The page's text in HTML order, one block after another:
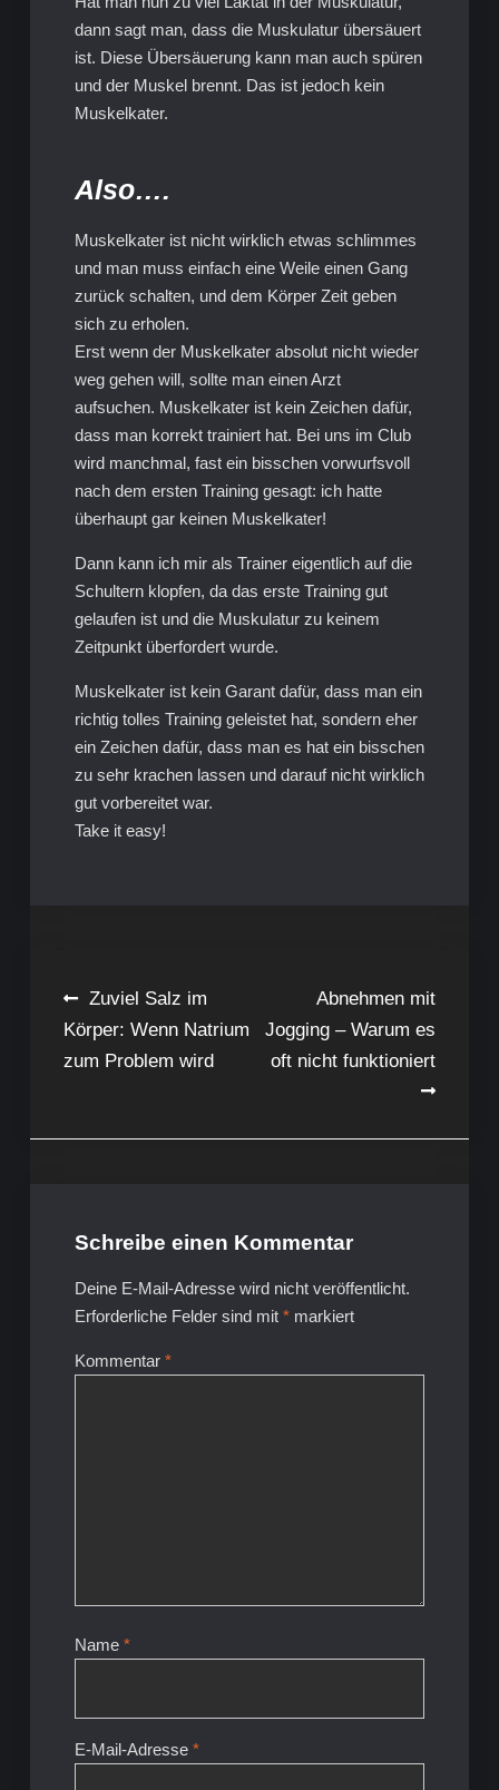
dann sagt man, dass die Muskulatur übersäuert
ist. Diese Übersäuerung kann man auch spüren
und der Muskel brennt. Das ist jedoch kein
Muskelkater.
Also….
Muskelkater ist nicht wirklich etwas schlimmes
und man muss einfach eine Weile einen Gang
zurück schalten, und dem Körper Zeit geben
sich zu erholen.
Erst wenn der Muskelkater absolut nicht wieder
weg gehen will, sollte man einen Arzt
aufsuchen. Muskelkater ist kein Zeichen dafür,
dass man korrekt trainiert hat. Bei uns im Club
wird manchmal, fast ein bisschen vorwurfsvoll
nach dem ersten Training gesagt: ich hatte
überhaupt gar keinen Muskelkater!
Dann kann ich mir als Trainer eigentlich auf die
Schultern klopfen, da das erste Training gut
gelaufen ist und die Muskulatur zu keinem
Zeitpunkt überfordert wurde.
Muskelkater ist kein Garant dafür, dass man ein
richtig tolles Training geleistet hat, sondern eher
ein Zeichen dafür, dass man es hat ein bisschen
zu sehr krachen lassen und darauf nicht wirklich
gut vorbereitet war.
Take it easy!
Beitragsnavigation
Zuviel Salz im
Körper: Wenn Natrium
zum Problem wird
Abnehmen mit
Jogging – Warum es
oft nicht funktioniert
Schreibe einen Kommentar
Deine E-Mail-Adresse wird nicht veröffentlicht.
Erforderliche Felder sind mit *markiert
Kommentar *
Name *
E-Mail-Adresse *